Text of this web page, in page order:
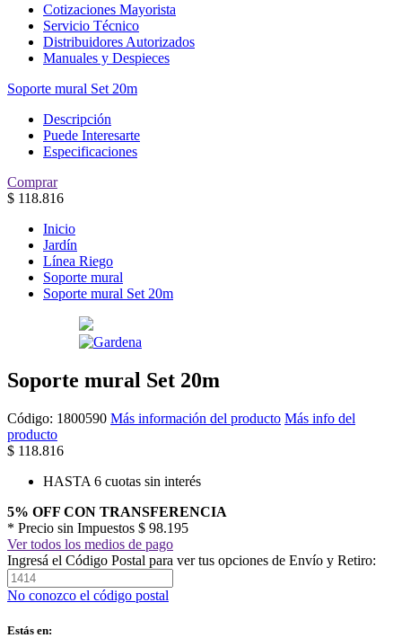
Cotizaciones Mayorista
Servicio Técnico
Distribuidores Autorizados
Manuales y Despieces
Soporte mural Set 20m
Descripción
Puede Interesarte
Especificaciones
Comprar
$ 118.816
Inicio
Jardín
Línea Riego
Soporte mural
Soporte mural Set 20m
Soporte mural Set 20m
Código: 1800590 Más información del producto Más info del
producto
$ 118.816
HASTA 6 cuotas sin interés
5% OFF CON TRANSFERENCIA
* Precio sin Impuestos $ 98.195
Ver todos los medios de pago
Ingresá el Código Postal para ver tus opciones de Envío y Retiro:
No conozco el código postal
Estás en: